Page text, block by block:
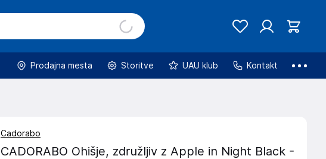
Prodajna mesta Storitve UAU klub Kontakt
Cadorabo
CADORABO Ohišje, združljiv z Apple in Night Black -